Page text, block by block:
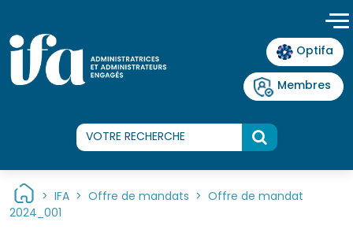
Optifa
Membres
> IFA > Offre de mandats > Offre de mandat
2024_001